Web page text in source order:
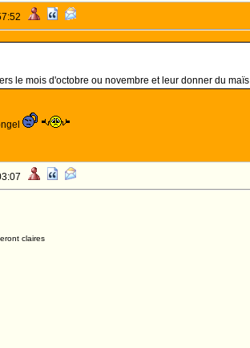
le mois d'octobre ou novembre et leur donner du maïs
claires